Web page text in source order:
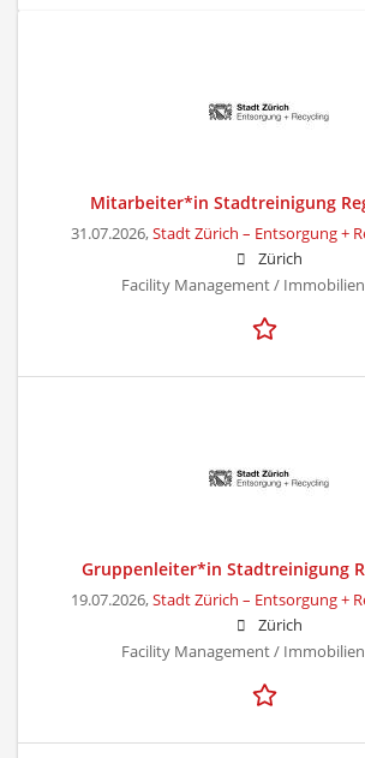
Mitarbeiter*in Stadtreinigung
31.07.2026,Stadt Zürich – Entsorgung +
Zürich
Facility Management /
Gruppenleiter*in Stadtreinigung
19.07.2026,Stadt Zürich – Entsorgung +
Zürich
Facility Management /